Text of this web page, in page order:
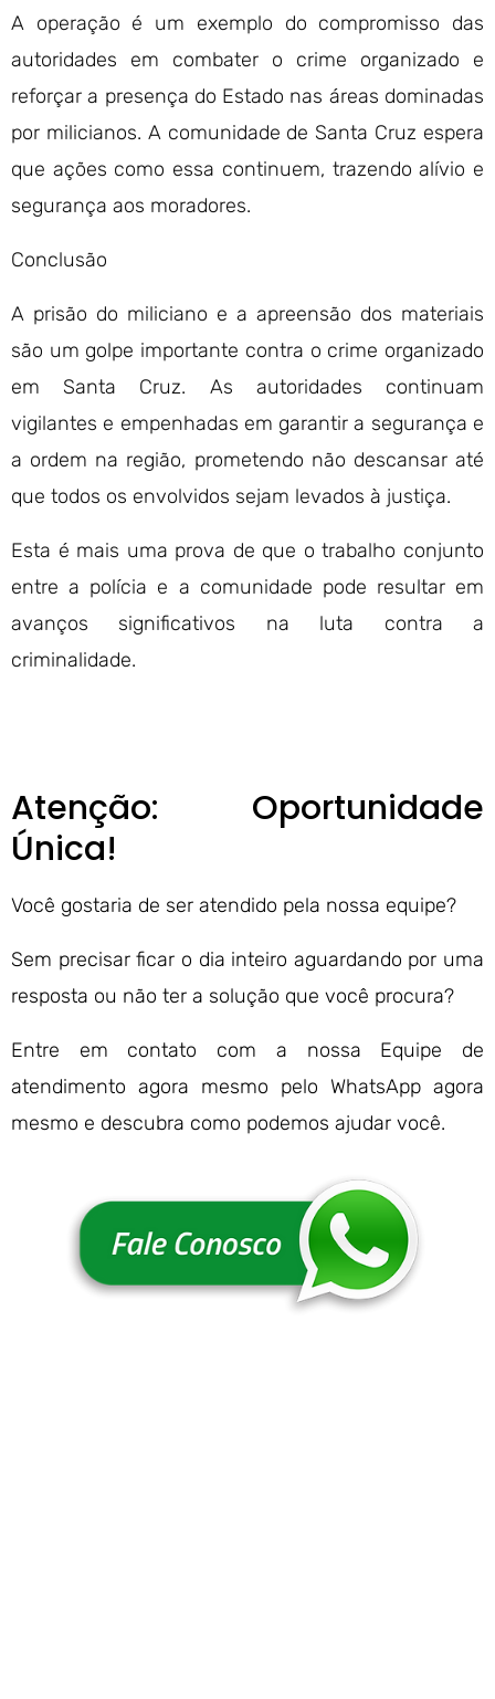
A operação é um exemplo do compromisso das
autoridades em combater o crime organizado e
reforçar a presença do Estado nas áreas dominadas
por milicianos. A comunidade de Santa Cruz espera
que ações como essa continuem, trazendo alívio e
segurança aos moradores.
Conclusão
A prisão do miliciano e a apreensão dos materiais
são um golpe importante contra o crime organizado
em Santa Cruz. As autoridades continuam
vigilantes e empenhadas em garantir a segurança e
a ordem na região, prometendo não descansar até
que todos os envolvidos sejam levados à justiça.
Esta é mais uma prova de que o trabalho conjunto
entre a polícia e a comunidade pode resultar em
avanços significativos na luta contra a
criminalidade.
Atenção: Oportunidade
Única!
Você gostaria de ser atendido pela nossa equipe?
Sem precisar ficar o dia inteiro aguardando por uma
resposta ou não ter a solução que você procura?
Entre em contato com a nossa Equipe de
atendimento agora mesmo pelo WhatsApp agora
mesmo e descubra como podemos ajudar você.